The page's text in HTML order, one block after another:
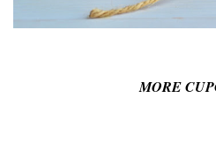
MORE